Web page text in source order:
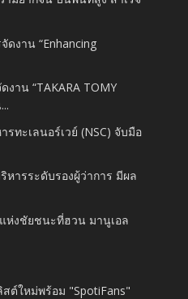
ดงาน “Enhancing
าน “TAKARA TOMY
ทะเลนอร์เวย์ (NSC) จับมือ
หารระดับรองผู้ว่าการ มีผล
ห่งชัยชนะที่ฮวน มานูเอล
ต์ใหม่พร้อม "SpotiFans"